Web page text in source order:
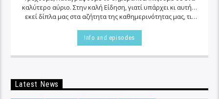
καλύτερο αύριο. Στην καλή Είδηση, γιατί υπάρχει κι αυτή…
εκεί δίπλα μας στα αζήτητα της καθημερινότητας μας, τις
Info and episodes
Latest News